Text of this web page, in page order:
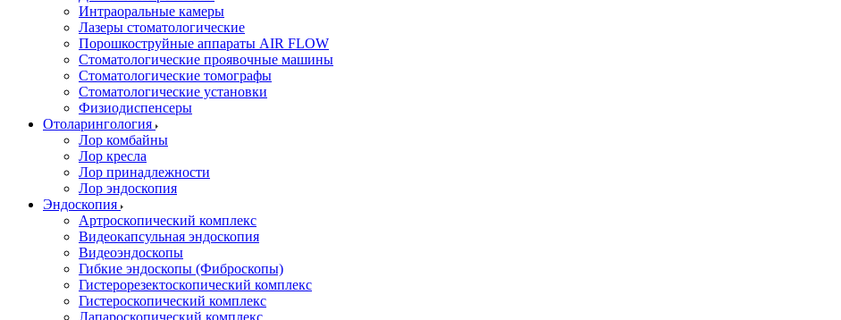
Интраоральные камеры
Лазеры стоматологические
Порошкоструйные аппараты AIR FLOW
Стоматологические проявочные машины
Стоматологические томографы
Стоматологические установки
Физиодиспенсеры
Отоларингология
Лор комбайны
Лор кресла
Лор принадлежности
Лор эндоскопия
Эндоскопия
Артроскопический комплекс
Видеокапсульная эндоскопия
Видеоэндоскопы
Гибкие эндоскопы (Фиброcкопы)
Гистерорезектоскопический комплекс
Гистероскопический комплекс
Лапароскопический комплекс